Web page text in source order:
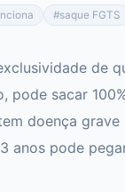
#saque FGTS
pode sacar
doença
anos pode